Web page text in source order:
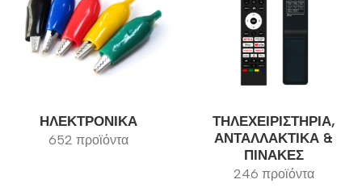
ΗΛΕΚΤΡΟΝΙΚΆ
652 προϊόντα
ΤΗΛΕΧΕΙΡΙΣΤΉΡΙΑ,
ΑΝΤΑΛΛΑΚΤΙΚΆ &
ΠΊΝΑΚΕΣ
246 προϊόντα